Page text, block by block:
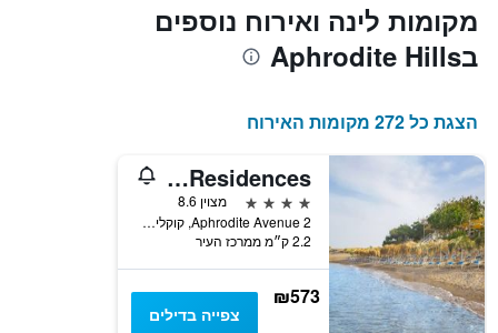
מקומות לינה ואירוח נוספים
בAphrodite Hills
הצגת כל 272 מקומות האירוח
Aphrodite Hills Holiday Residences
4 כוכבים
מצוין 8.6
2 Aphrodite Avenue, קוקליה, קפריסין
2.2 ק״מ ממרכז העיר
₪573
צפייה בדילים